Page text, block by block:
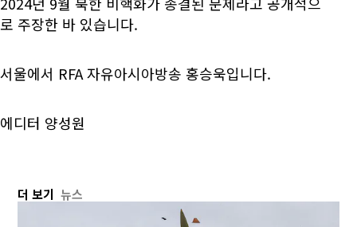
로 주장한 바 있습니다.
서울에서 RFA 자유아시아방송 홍승욱입니다.
에디터 양성원
더 보기 뉴스